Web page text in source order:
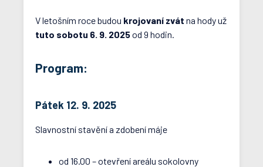
V letošním roce budou krojovaní zvát na hody už
tuto sobotu 6. 9. 2025od 9 hodin.
Program:
Pátek 12. 9. 2025
Slavnostní stavění a zdobení máje
od 16.00 – otevření areálu sokolovny